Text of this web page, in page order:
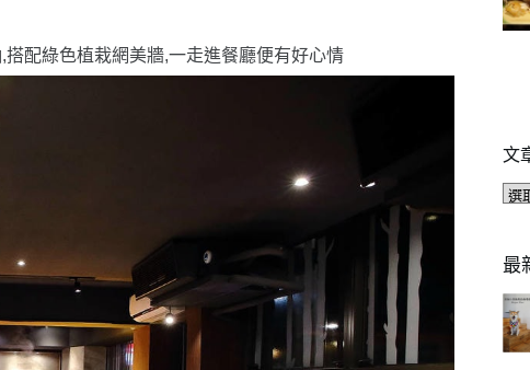
配綠色植栽網美牆,一走進餐廳便有好心情
文
文
類
最